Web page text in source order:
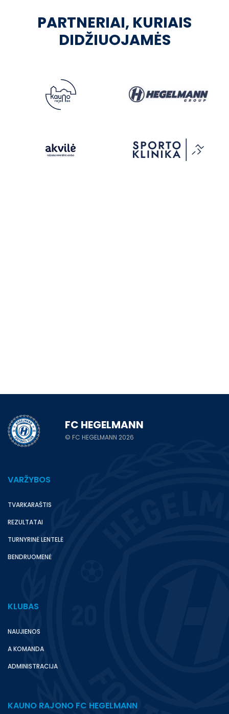
PARTNERIAI, KURIAIS
DIDŽIUOJAMĖS
FC HEGELMANN
© FC HEGELMANN 2026
VARŽYBOS
TVARKARAŠTIS
REZULTATAI
TURNYRINĖ LENTELĖ
BENDRUOMENĖ
KLUBAS
NAUJIENOS
A KOMANDA
ADMINISTRACIJA
KAUNO RAJONO FC HEGELMANN